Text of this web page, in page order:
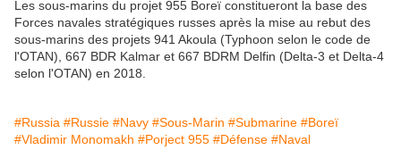
Les sous-marins du projet 955 Boreï constitueront la base des
Forces navales stratégiques russes après la mise au rebut des
sous-marins des projets 941 Akoula (Typhoon selon le code de
l'OTAN), 667 BDR Kalmar et 667 BDRM Delfin (Delta-3 et Delta-4
selon l'OTAN) en 2018.
#Russia #Russie #Navy #Sous-Marin #Submarine #Boreï
#Vladimir Monomakh #Porject 955 #Défense #Naval